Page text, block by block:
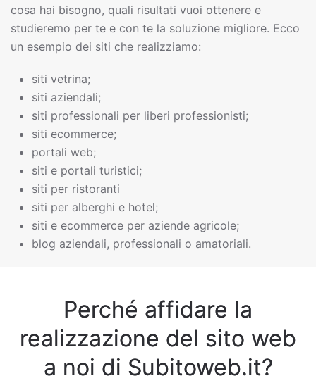
cosa hai bisogno, quali risultati vuoi ottenere e
studieremo per te e con te la soluzione migliore. Ecco
un esempio dei siti che realizziamo:
siti vetrina;
siti aziendali;
siti professionali per liberi professionisti;
siti ecommerce;
portali web;
siti e portali turistici;
siti per ristoranti
siti per alberghi e hotel;
siti e ecommerce per aziende agricole;
blog aziendali, professionali o amatoriali.
Perché affidare la
realizzazione del sito web
a noi di Subitoweb.it?